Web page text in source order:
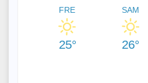
FRE
25°
SAM
26°